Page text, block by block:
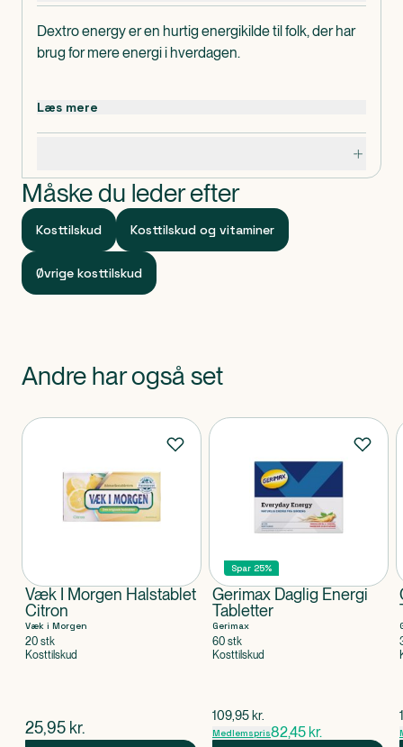
Dextro energy er en hurtig energikilde til folk, der har
brug for mere energi i hverdagen.
Citronsyre
Aroma
Læs mere
Måske du leder efter
Kosttilskud Kosttilskud og vitaminer
Øvrige kosttilskud
Andre har også set
Produkter
Væk I Morgen Halstablet
Citron
Væk i Morgen
20 stk
Kosttilskud
$nuværende pris
25,95 kr.
Spar 25%
Gerimax Daglig Energi
Tabletter
Gerimax
60 stk
Kosttilskud
$gammel pris
109,95 kr.
Medlemspris82,45 kr.